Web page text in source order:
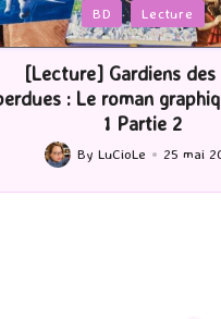
Posted
in
Serie Tv USA
[Série TV] The Madison :
by
By LuCioLe 22 mai